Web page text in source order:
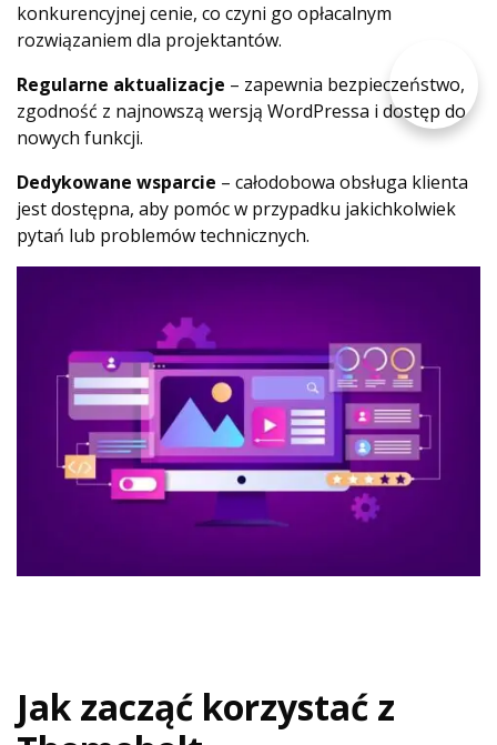
konkurencyjnej cenie, co czyni go opłacalnym
rozwiązaniem dla projektantów.
Regularne aktualizacje – zapewnia bezpieczeństwo,
zgodność z najnowszą wersją WordPressa i dostęp do
nowych funkcji.
Dedykowane wsparcie – całodobowa obsługa klienta
jest dostępna, aby pomóc w przypadku jakichkolwiek
pytań lub problemów technicznych.
Jak zacząć korzystać z